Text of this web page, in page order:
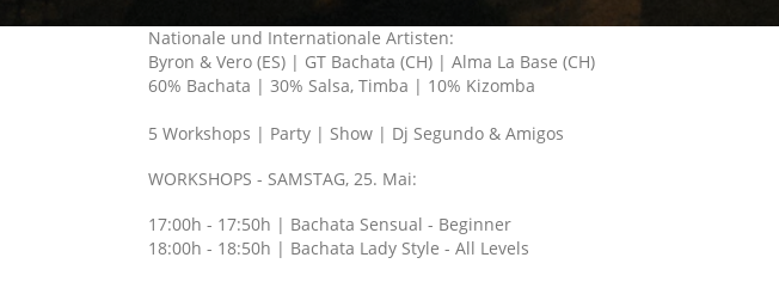
Nationale und Internationale Artisten:
Byron & Vero (ES) | GT Bachata (CH) | Alma La Base (CH)
60% Bachata | 30% Salsa, Timba | 10% Kizomba
5 Workshops | Party | Show | Dj Segundo & Amigos
WORKSHOPS - SAMSTAG, 25. Mai:
17:00h - 17:50h | Bachata Sensual - Beginner
18:00h - 18:50h | Bachata Lady Style - All Levels